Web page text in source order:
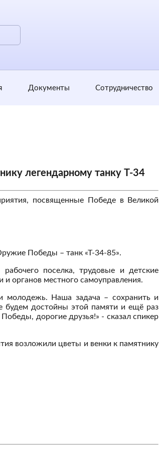
Документы Сотрудничество
легендарному танку Т-34
посвященные Победе в Великой
Победы – танк «Т-34-85».
поселка, трудовые и детские
и органов местного самоуправления.
молодежь. Наша задача – сохранить и
будем достойны этой памяти и ещё раз
дорогие друзья!» - сказал спикер
возложили цветы и венки к памятнику